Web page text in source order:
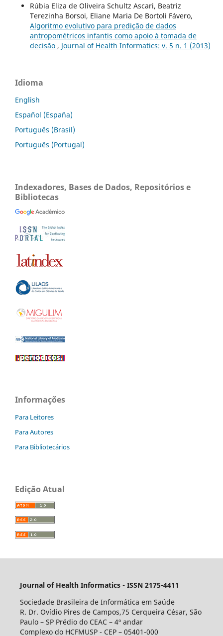
Rúbia Eliza de Oliveira Schultz Ascari, Beatriz
Terezinha Borsoi, Eliane Maria De Bortoli Fávero,
Algoritmo evolutivo para predição de dados
antropométricos infantis como apoio à tomada de
decisão , Journal of Health Informatics: v. 5 n. 1 (2013)
Idioma
English
Español (España)
Português (Brasil)
Português (Portugal)
Indexadores, Bases de Dados, Repositórios e
Bibliotecas
Informações
Para Leitores
Para Autores
Para Bibliotecários
Edição Atual
Journal of Health Informatics - ISSN 2175-4411
Sociedade Brasileira de Informática em Saúde
R. Dr. Ovídio Pires de Campos,75 Cerqueira César, São
Paulo – SP Prédio do CEAC – 4º andar
Complexo do HCFMUSP - CEP – 05401-000